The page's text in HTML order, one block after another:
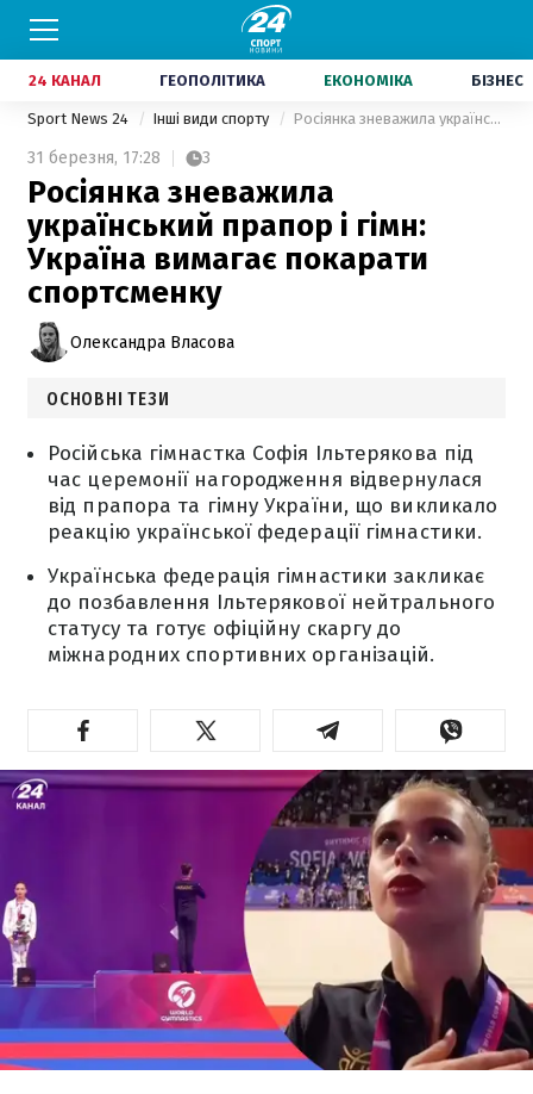
24 КАНАЛ ГЕОПОЛІТИКА ЕКОНОМІКА БІЗНЕС
Sport News 24 Інші види спорту Росіянка зневажила український прапор і гімн: Україна вимагає покарати спортсменку
31 березня, 17:28 3
Росіянка зневажила
український прапор і гімн:
Україна вимагає покарати
спортсменку
Олександра Власова
ОСНОВНІ ТЕЗИ
Російська гімнастка Софія Ільтерякова під
час церемонії нагородження відвернулася
від прапора та гімну України, що викликало
реакцію української федерації гімнастики.
Українська федерація гімнастики закликає
до позбавлення Ільтерякової нейтрального
статусу та готує офіційну скаргу до
міжнародних спортивних організацій.